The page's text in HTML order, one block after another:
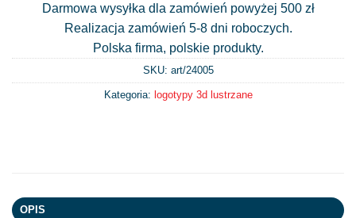
Darmowa wysyłka dla zamówień powyżej 500 zł
Realizacja zamówień 5-8 dni roboczych.
Polska firma, polskie produkty.
SKU: art/24005
Kategoria: logotypy 3d lustrzane
OPIS